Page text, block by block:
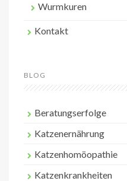
Wurmkuren
Kontakt
BLOG
Beratungserfolge
Katzenernährung
Katzenhomöopathie
Katzenkrankheiten